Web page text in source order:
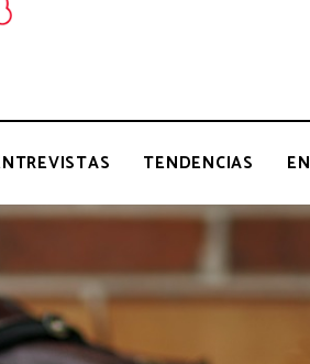
TENDENCIAS